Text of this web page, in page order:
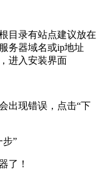
目录有站点建议放在
务器域名或ip地址
进入安装界面
出现错误，点击“下
步”
了！